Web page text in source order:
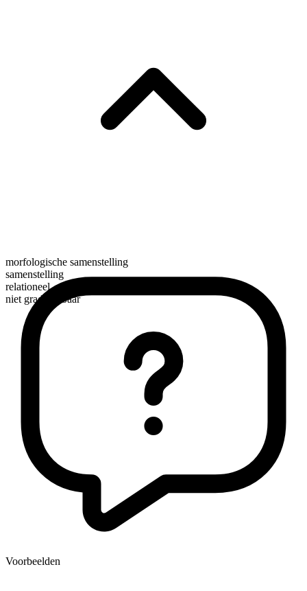
morfologische samenstelling
samenstelling
relationeel
niet gradueerbaar
Voorbeelden